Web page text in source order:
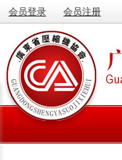
会员登录 会员注册